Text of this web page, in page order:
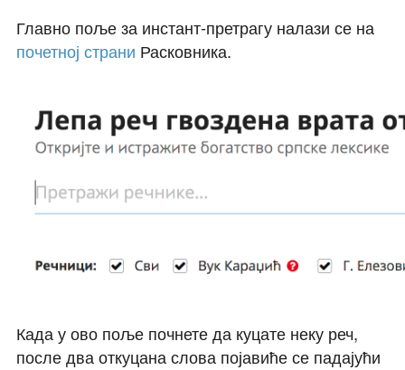
Главно поље за инстант-претрагу налази се на
почетној страни Расковника.
Када у ово поље почнете да куцате неку реч,
после два откуцана слова појавиће се падајући